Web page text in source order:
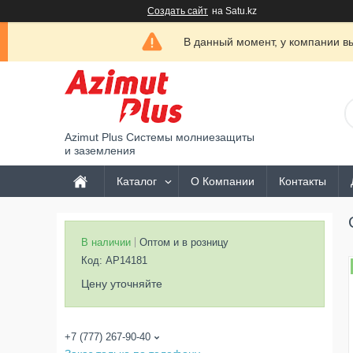
Создать сайт на Satu.kz
В данный момент, у компании
Azimut Plus Системы молниезащиты
и заземления
Каталог О Компании Контакты
В наличии
Оптом и в розницу
Код: АР14181
Цену уточняйте
+7 (777) 267-90-40